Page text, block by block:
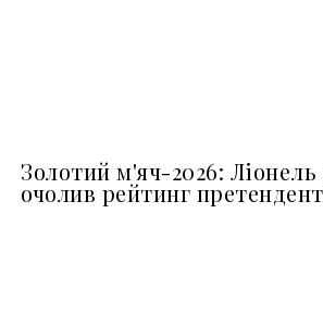
Золотий м'яч-2026: Ліонель
очолив рейтинг